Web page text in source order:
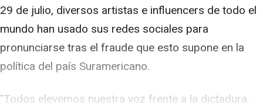
29 de julio, diversos artistas e influencers de todo el
mundo han usado sus redes sociales para
pronunciarse tras el fraude que esto supone en la
política del país Suramericano.
"Todos elevemos nuestra voz frente a la dictadura.